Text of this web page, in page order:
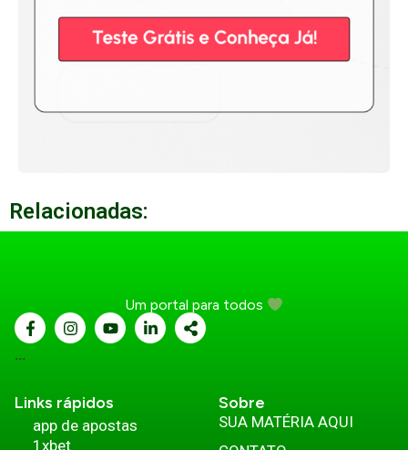
Relacionadas:
Um portal para todos
...
Links rápidos
app de apostas
1xbet
Sobre
SUA MATÉRIA AQUI